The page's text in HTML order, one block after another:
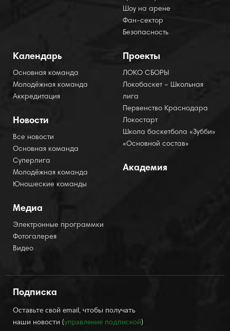
Шоу на арене
Фан-сектор
Безопасность
Календарь
Основная команда
Молодёжная команда
Аккредитация
Новости
Все новости
Основная команда
Суперлига
Молодёжная команда
Юношеские команды
Медиа
Электронные программки
Фотогалерея
Видео
Проекты
ЛОКО СБОРЫ
Локобаскет – Школьная
лига
Первенство Краснодара
Локостарт
Школа баскетбола «Зубби»
«Основной состав»
Академия
Подписка
Оставьте свой email, чтобы получать
наши новости (управление подпиской)